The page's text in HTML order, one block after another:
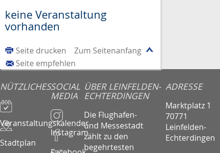
keine Veranstaltung
vorhanden
Zum Seitenanfang
Seite drucken
Seite empfehlen
NÜTZLICHES
Veranstaltungskalender
Stadtplan
SOCIAL
MEDIA
Instagram
ÜBER LEINFELDEN-
ECHTERDINGEN
Die Flughafen-
und Messestadt
zählt zu den
begehrtesten
ADRESSE
Marktplatz 1
70771
Leinfelden-
Echterdingen